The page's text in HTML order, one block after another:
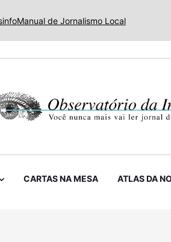
Manual de Jornalismo Local
CARTAS NA MESA ATLAS DA